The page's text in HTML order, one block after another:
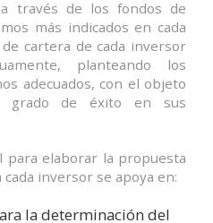
través de los fondos de
más indicados en cada
cartera de cada inversor
planteando los
adecuados, con el objeto
grado de éxito en sus
para elaborar la propuesta
inversor se apoya en:
la determinación del